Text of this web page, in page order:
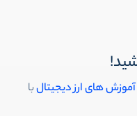
آموزش های ارز دیجیتالبا